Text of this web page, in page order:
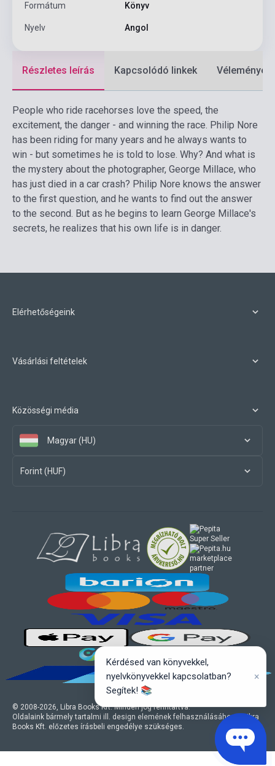
Formátum Könyv
Nyelv Angol
Részletes leírás Kapcsolódó linkek Vélemények
People who ride racehorses love the speed, the
excitement, the danger - and winning the race. Philip Nore
has been riding for many years and he always wants to
win - but sometimes he is told to lose. Why? And what is
the mystery about the photographer, George Millace, who
has just died in a car crash? Philip Nore knows the answer
to the first question, and he wants to find out the answer
to the second. But as he begins to learn George Millace's
secrets, he realizes that his own life is in danger.
Elérhetőségeink
Vásárlási feltételek
Közösségi média
Magyar (HU)
Forint (HUF)
© 2008-2026, Libra Books Kft. Minden jog fenntartva.
Oldalaink bármely tartalmi ill. design elemének felhasználásához a Libra
Books Kft. előzetes írásbeli engedélye szükséges.
marketplace
partner
Kérdésed van könyvekkel,
nyelvkönyvekkel kapcsolatban?
Segítek! 📚
×